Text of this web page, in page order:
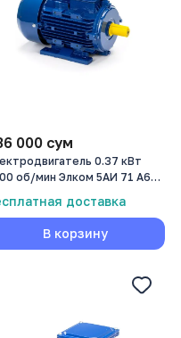
000 сум
0.37 кВт
об/мин Элком 5АИ 71 А6
доставка
В корзину